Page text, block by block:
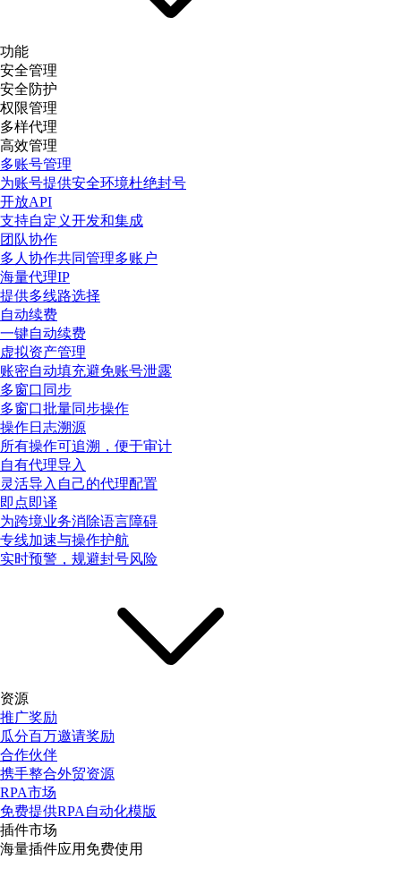
功能
安全管理
安全防护
权限管理
多样代理
高效管理
多账号管理
为账号提供安全环境杜绝封号
开放API
支持自定义开发和集成
团队协作
多人协作共同管理多账户
海量代理IP
提供多线路选择
自动续费
一键自动续费
虚拟资产管理
账密自动填充避免账号泄露
多窗口同步
多窗口批量同步操作
操作日志溯源
所有操作可追溯，便于审计
自有代理导入
灵活导入自己的代理配置
即点即译
为跨境业务消除语言障碍
专线加速与操作护航
实时预警，规避封号风险
资源
推广奖励
瓜分百万邀请奖励
合作伙伴
携手整合外贸资源
RPA市场
免费提供RPA自动化模版
插件市场
海量插件应用免费使用